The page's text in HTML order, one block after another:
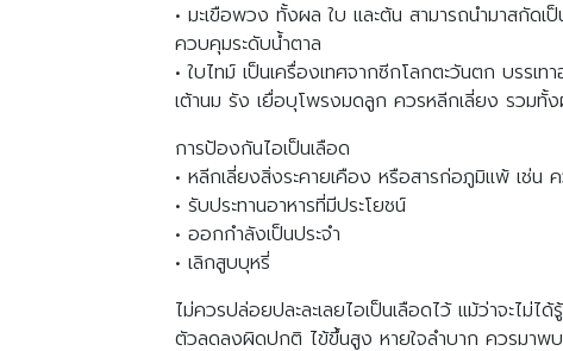
• มะเขือพวง ทั้งผล ใบ และต้น สามารถนำมาสกัด
ควบคุมระดับน้ำตาล
• ใบไทม์ เป็นเครื่องเทศจากซีกโลกตะวันตก บรรเ
เต้านม รัง เยื่อบุโพรงมดลูก ควรหลีกเลี่ยง รวมทั้
การป้องกันไอเป็นเลือด
• หลีกเลี่ยงสิ่งระคายเคือง หรือสารก่อภูมิแพ้ เช่น
• รับประทานอาหารที่มีประโยชน์
• ออกกำลังเป็นประจำ
• เลิกสูบบุหรี่
ไม่ควรปล่อยปละละเลยไอเป็นเลือดไว้ แม้ว่าจะไ
ตัวลดลงผิดปกติ ไข้ขึ้นสูง หายใจลำบาก ควรมาพบ